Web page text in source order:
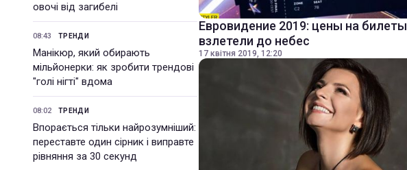
овочі від загибелі
08:43 ТРЕНДИ
Манікюр, який обирають
мільйонерки: як зробити трендові
"голі нігті" вдома
08:02 ТРЕНДИ
Впорається тільки найрозумніший:
переставте один сірник і виправте
рівняння за 30 секунд
Евровидение 2019: цены на билеты
взлетели до небес
17 квітня 2019, 12:20